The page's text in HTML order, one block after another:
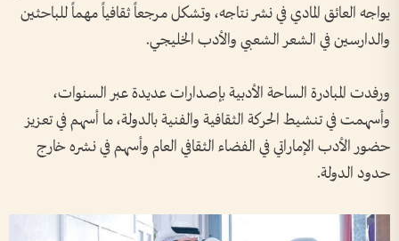
يواجه العائق المادي في نشر نتاجه، وتشكل مرجعاً ثقافياً مهماً للباحثين
والدارسين في الشعر الشعبي والأدب الخليجي.
ورفدت المبادرة الساحة الأدبية بإصدارات عديدة عبر السنوات،
وأسهمت في تنشيط الحركة الثقافية والفنية بالدولة، ما أسهم في تعزيز
حضور الأدب الإماراتي في الفضاء الثقافي العام وأسهم في نشره خارج
حدود الدولة.